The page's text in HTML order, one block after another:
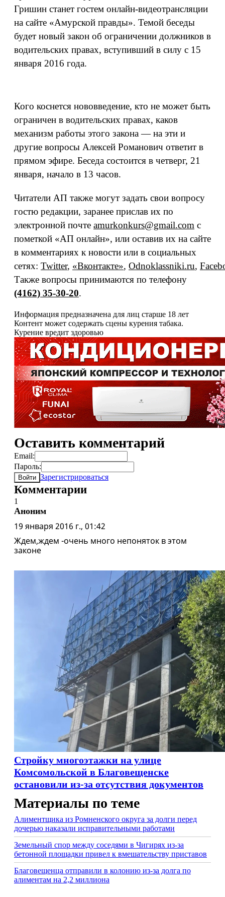
Гришин станет гостем онлайн-видеотрансляции
на сайте «Амурской правды». Темой беседы
будет новый закон об ограничении должников в
водительских правах, вступивший в силу с 15
января 2016 года.
Кого коснется нововведение, кто не может быть
ограничен в водительских правах, каков
механизм работы этого закона — на эти и
другие вопросы Алексей Романович ответит в
прямом эфире. Беседа состоится в четверг, 21
января, начало в 13 часов.
Читатели АП также могут задать свои вопросу
гостю редакции, заранее прислав их по
электронной почте amurkonkurs@gmail.com с
пометкой «АП онлайн», или оставив их на сайте
в комментариях к новости или в социальных
сетях: Twitter, «Вконтакте», Odnoklassniki.ru,
Также вопросы принимаются по телефону
(4162) 35-30-20.
Информация предназначена для лиц старше 18 лет
Контент может содержать сцены курения табака.
Курение вредит здоровью
Оставить комментарий
Email:
Пароль:
Войти Зарегистрироваться
Комментарии
1
Аноним
19 января 2016 г., 01:42
Ждем,ждем -очень много непоняток в этом
законе
Стройку многоэтажки на улице
Комсомольской в Благовещенске
остановили из-за отсутствия документов
Материалы по теме
Алиментщика из Ромненского округа за долги перед
дочерью наказали исправительными работами
Земельный спор между соседями в Чигирях из-за
бетонной площадки привел к вмешательству приставов
Благовещенца отправили в колонию из-за долга по
алиментам на 2,2 миллиона